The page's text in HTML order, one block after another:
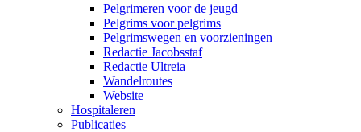
Pelgrimeren voor de jeugd
Pelgrims voor pelgrims
Pelgrimswegen en voorzieningen
Redactie Jacobsstaf
Redactie Ultreia
Wandelroutes
Website
Hospitaleren
Publicaties